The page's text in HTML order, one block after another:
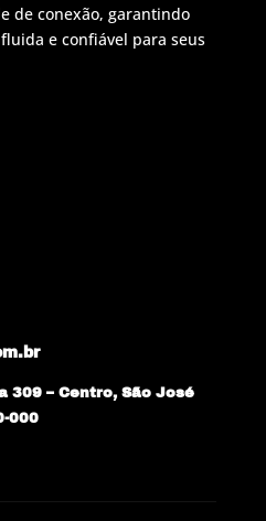
de conexão, garantindo
e confiável para seus
309 – Centro, São José
000